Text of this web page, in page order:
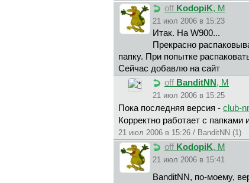
off KodopiK, М
21 июл 2006 в 15:23
Итак. На W900...
Прекрасно
папку. При попытке
Сейчас добавлю на сайт
off BanditNN , М
21 июл 2006 в 15:25
Пока последняя версия - club-
Корректно работает с папками
21 июл 2006 в 15:26 / BanditNN (1)
off KodopiK, М
21 июл 2006 в 15:41
BanditNN, по-моему,